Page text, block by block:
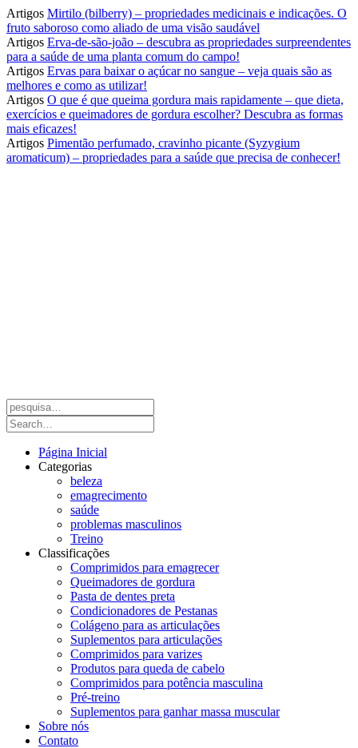
Artigos Mirtilo (bilberry) – propriedades medicinais e indicações. O
fruto saboroso como aliado de uma visão saudável
Artigos Erva-de-são-joão – descubra as propriedades surpreendentes
para a saúde de uma planta comum do campo!
Artigos Ervas para baixar o açúcar no sangue – veja quais são as
melhores e como as utilizar!
Artigos O que é que queima gordura mais rapidamente – que dieta,
exercícios e queimadores de gordura escolher? Descubra as formas
mais eficazes!
Artigos Pimentão perfumado, cravinho picante (Syzygium
aromaticum) – propriedades para a saúde que precisa de conhecer!
Página Inicial
Categorias
beleza
emagrecimento
saúde
problemas masculinos
Treino
Classificações
Comprimidos para emagrecer
Queimadores de gordura
Pasta de dentes preta
Condicionadores de Pestanas
Colágeno para as articulações
Suplementos para articulações
Comprimidos para varizes
Produtos para queda de cabelo
Comprimidos para potência masculina
Pré-treino
Suplementos para ganhar massa muscular
Sobre nós
Contato